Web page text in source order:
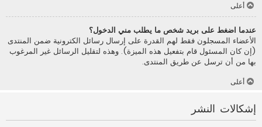
أعلى
عندما اضغط على بريد شخص ما يطلب مني الدخول؟
الأعضاء المسجلون فقط لهم القدرة على إرسال رسائل الكترونية ضمن المنتدى
(إن كان المسئول قام بتفعيل هذه الميزة). وهذه لتقليل الرسائل غير المرغوب
بها من أن ترسل عن طريق المنتدى.
أعلى
إشكالات النشر